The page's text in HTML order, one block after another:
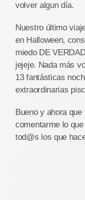
volver algun día.
Nuestro último
en Halloween,
miedo DE
jejeje. Nada más
13 fantásticas
extraordinarias
Bueno y ahora
comentarme lo
tod@s los que